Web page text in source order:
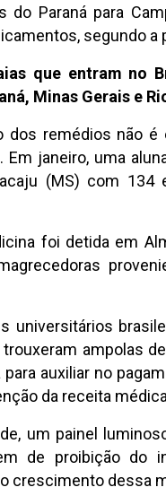
Paraná para
segundo a
que entram no
Minas Gerais e
remédios não
janeiro, uma
(MS) com 134
foi detida em
universitários
ampolas
auxiliar no
da receita
um painel
de proibição do
crescimento dessa